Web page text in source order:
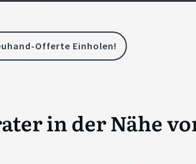
Offerte Einholen!
in der Nähe